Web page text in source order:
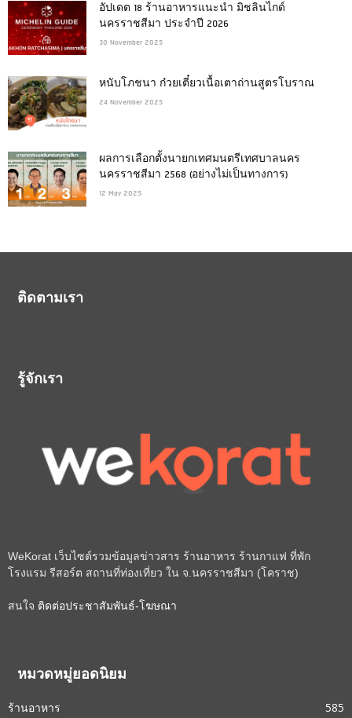
อัปเดต 18 ร้านอาหารแนะนำ มิชลินไกด์
นครราชสีมา ประจำปี 2026
30 November 2025
หนับโภชนา ก๋วยเตี๋ยวเนื้อเตาถ่านสูตรโบราณ
24 November 2025
ผลการเลือกตั้งนายกเทศมนตรีเทศบาลนคร
นครราชสีมา 2568 (อย่างไม่เป็นทางการ)
12 May 2025
ติดตามเรา
รู้จักเรา
WeKorat เว็บไซต์รวมข้อมูลข่าวสาร ร้านอาหาร ร้านกาแฟ ที่พัก
โรงแรม รีสอร์ต สถานที่ท่องเที่ยว ใน จ.นครราชสีมา (โคราช)
สนใจ ติดต่อประชาสัมพันธ์-โฆษณา
หมวดหมู่ยอดนิยม
ร้านอาหาร 585